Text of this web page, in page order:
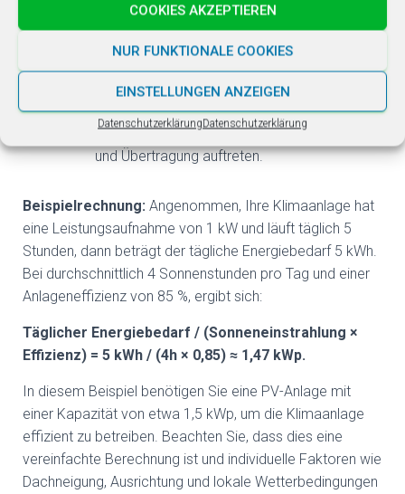
COOKIES AKZEPTIEREN
NUR FUNKTIONALE COOKIES
EINSTELLUNGEN ANZEIGEN
DatenschutzerklärungDatenschutzerklärung
Berücksichtigen Sie dabei die Effizienz der
PV-Anlage und mögliche Energieverluste.
Effizienz von etwa 80–90 %. Dies bedeutet,
dass nicht die gesamte erzeugte Energie
nutzbar ist, da Verluste bei der Umwandlung
und Übertragung auftreten.
Beispielrechnung: Angenommen, Ihre Klimaanlage hat
eine Leistungsaufnahme von 1 kW und läuft täglich 5
Stunden, dann beträgt der tägliche Energiebedarf 5 kWh.
Bei durchschnittlich 4 Sonnenstunden pro Tag und einer
Anlageneffizienz von 85 %, ergibt sich:
Täglicher Energiebedarf / (Sonneneinstrahlung ×
Effizienz) = 5 kWh / (4h × 0,85) ≈ 1,47 kWp.
In diesem Beispiel benötigen Sie eine PV-Anlage mit
einer Kapazität von etwa 1,5 kWp, um die Klimaanlage
effizient zu betreiben. Beachten Sie, dass dies eine
vereinfachte Berechnung ist und individuelle Faktoren wie
Dachneigung, Ausrichtung und lokale Wetterbedingungen